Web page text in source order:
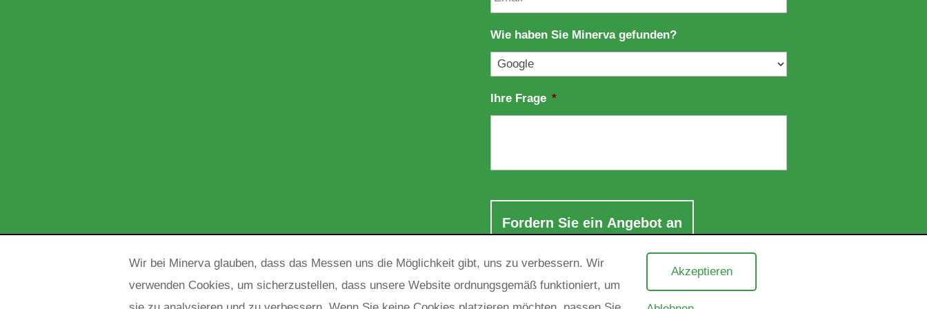
m
m
a
i
a
r
e
Wie haben Sie Minerva gefunden?
Ihre Frage *
Wir bei Minerva glauben, dass das Messen uns die Möglichkeit gibt, uns zu verbessern. Wir
verwenden Cookies, um sicherzustellen, dass unsere Website ordnungsgemäß funktioniert, um
Akzeptieren